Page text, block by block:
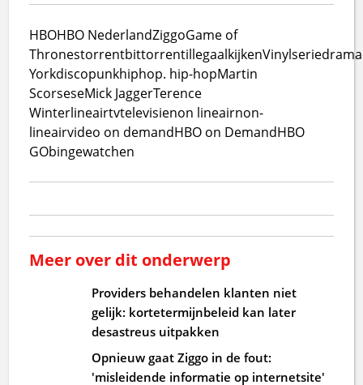
HBOHBO NederlandZiggoGame of
ThronestorrentbittorrentillegaalkijkenVinylseriedrama
Yorkdiscopunkhiphop. hip-hopMartin
ScorseseMick JaggerTerence
Winterlineairtvtelevisienon lineairnon-
lineairvideo on demandHBO on DemandHBO
GObingewatchen
Meer over dit onderwerp
Providers behandelen klanten niet
gelijk: kortetermijnbeleid kan later
desastreus uitpakken
Opnieuw gaat Ziggo in de fout:
'misleidende informatie op internetsite'